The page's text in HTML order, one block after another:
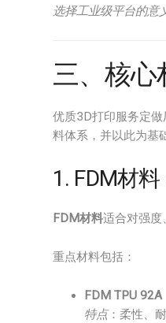
选择工业级平台的意
三、核心
优质3D打印服务定
料体系，并以此为基
1. FDM材
FDM材料适合对强度
重点材料包括：
FDM TPU 92A
特点：柔性、